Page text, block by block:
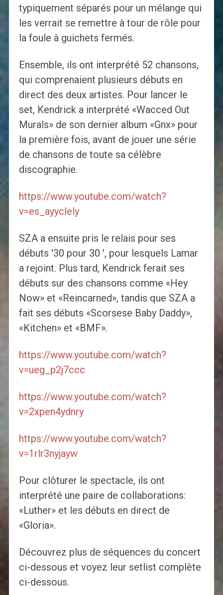
typiquement séparés pour un mélange qui
les verrait se remettre à tour de rôle pour
la foule à guichets fermés.
Ensemble, ils ont interprété 52 chansons,
qui comprenaient plusieurs débuts en
direct des deux artistes. Pour lancer le
set, Kendrick a interprété «Wacced Out
Murals» de son dernier album «Gnx» pour
la première fois, avant de jouer une série
de chansons de toute sa célèbre
discographie.
https://www.youtube.com/watch?
v=es_ayyclely
SZA a ensuite pris le relais pour ses
débuts '30 pour 30 ′, pour lesquels Lamar
a rejoint. Plus tard, Kendrick ferait ses
débuts sur des chansons comme «Hey
Now» et «Reincarned», tandis que SZA a
fait ses débuts «Scorsese Baby Daddy»,
«Kitchen» et «BMF».
https://www.youtube.com/watch?
v=ueg_p2j7ccc
https://www.youtube.com/watch?
v=2xpen4ydnry
https://www.youtube.com/watch?
v=1rlr3nyjayw
Pour clôturer le spectacle, ils ont
interprété une paire de collaborations:
«Luther» et les débuts en direct de
«Gloria».
Découvrez plus de séquences du concert
ci-dessous et voyez leur setlist complète
ci-dessous.